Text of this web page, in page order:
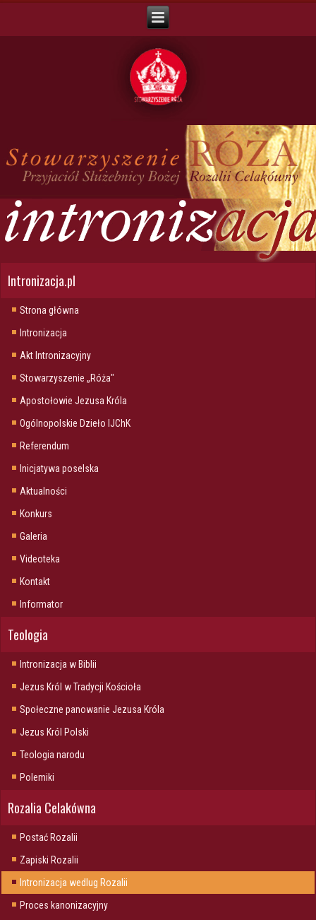
Intronizacja.pl
Strona główna
Intronizacja
Akt Intronizacyjny
Stowarzyszenie „Róża"
Apostołowie Jezusa Króla
Ogólnopolskie Dzieło IJChK
Referendum
Inicjatywa poselska
Aktualności
Konkurs
Galeria
Videoteka
Kontakt
Informator
Teologia
Intronizacja w Biblii
Jezus Król w Tradycji Kościoła
Społeczne panowanie Jezusa Króla
Jezus Król Polski
Teologia narodu
Polemiki
Rozalia Celakówna
Postać Rozalii
Zapiski Rozalii
Intronizacja wedlug Rozalii
Proces kanonizacyjny